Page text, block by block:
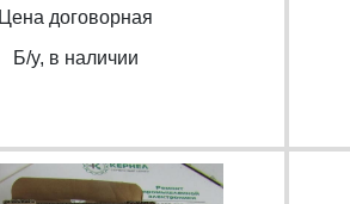
Цена договорная
Б/y, в наличии